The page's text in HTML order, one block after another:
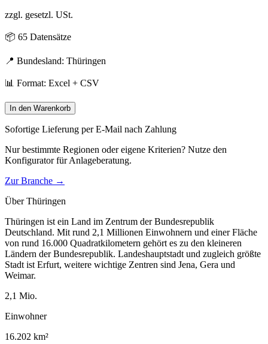
zzgl. gesetzl. USt.
📦 65 Datensätze
📍 Bundesland: Thüringen
📊 Format: Excel + CSV
In den Warenkorb
Sofortige Lieferung per E-Mail nach Zahlung
Nur bestimmte Regionen oder eigene Kriterien? Nutze den
Konfigurator fürAnlageberatung.
Zur Branche →
ÜberThüringen
Thüringen ist ein Land im Zentrum der Bundesrepublik
Deutschland. Mit rund 2,1 Millionen Einwohnern und einer Fläche
von rund 16.000 Quadratkilometern gehört es zu den kleineren
Ländern der Bundesrepublik. Landeshauptstadt und zugleich größte
Stadt ist Erfurt, weitere wichtige Zentren sind Jena, Gera und
Weimar.
2,1 Mio.
Einwohner
16.202 km²